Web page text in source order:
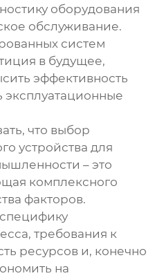
оборудования
обслуживание.
систем
в будущее,
эффективность
эксплуатационные
что выбор
устройства для
– это
комплексного
факторов.
требования к
ресурсов и, конечно
на